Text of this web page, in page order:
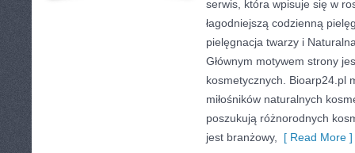
serwis, która wpisuje się w
łagodniejszą codzienną
pielęgnacja twarzy i
Głównym motywem strony
kosmetycznych. Bioarp24.pl
miłośników naturalnych
poszukują różnorodnych
jest branżowy,
[ Read More ]